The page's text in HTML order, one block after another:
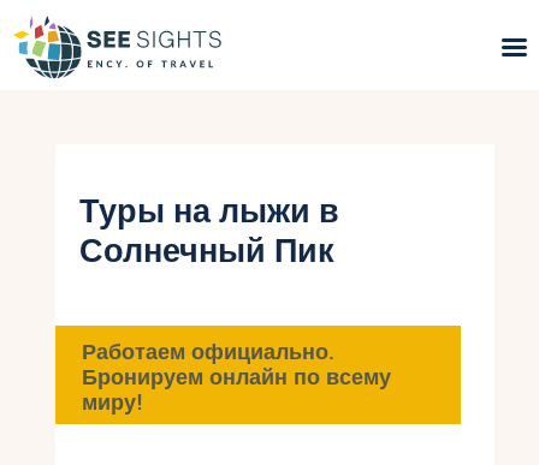
Горящие туры
Типы Туров
Инфо
Блог
Туры на лыжи в
Солнечный Пик
Работаем официально.
Бронируем онлайн по всему
миру!